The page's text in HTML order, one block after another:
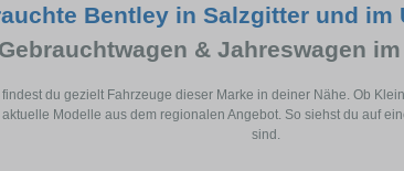
Bentley in Salzgitter und im
& Jahreswagen
du gezielt Fahrzeuge dieser Marke in deiner Nähe. Ob
Modelle aus dem regionalen Angebot. So siehst du auf
sind.